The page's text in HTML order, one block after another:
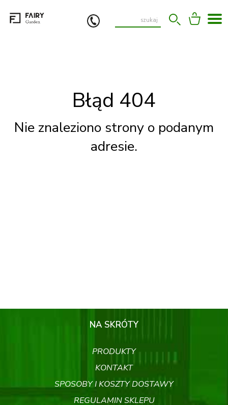
Błąd 404
Nie znaleziono strony o podanym
adresie.
NA SKRÓTY
PRODUKTY
KONTAKT
SPOSOBY I KOSZTY DOSTAWY
REGULAMIN SKLEPU